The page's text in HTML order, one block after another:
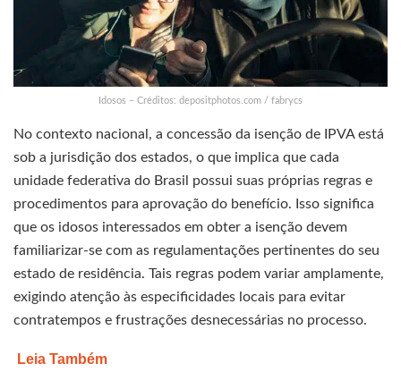
Idosos – Créditos: depositphotos.com / fabrycs
No contexto nacional, a concessão da isenção de IPVA está
sob a jurisdição dos estados, o que implica que cada
unidade federativa do Brasil possui suas próprias regras e
procedimentos para aprovação do benefício. Isso significa
que os idosos interessados em obter a isenção devem
familiarizar-se com as regulamentações pertinentes do seu
estado de residência. Tais regras podem variar amplamente,
exigindo atenção às especificidades locais para evitar
contratempos e frustrações desnecessárias no processo.
Leia Também